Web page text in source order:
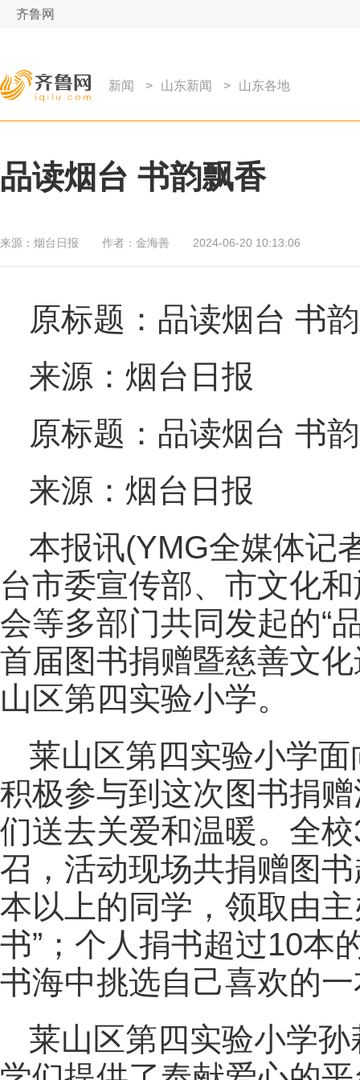
齐鲁网
新闻 > 山东新闻 > 山东各地
品读烟台 书韵飘香
来源： 烟台日报 作者： 金海善 2024-06-20 10:13:06
原标题：品读烟台 书
来源：烟台日报
原标题：品读烟台 书
来源：烟台日报
本报讯(YMG全媒体记
台市委宣传部、市文化
会等多部门共同发起的“
首届图书捐赠暨慈善文
山区第四实验小学。
莱山区第四实验小学
积极参与到这次图书捐
们送去关爱和温暖。全
召，活动现场共捐赠图
本以上的同学，领取由
书”；个人捐书超过10本
书海中挑选自己喜欢的
莱山区第四实验小学